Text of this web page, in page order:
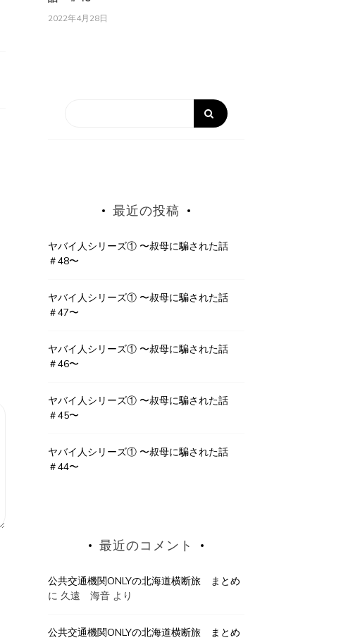
2022年4月28日
最近の投稿
ヤバイ人シリーズ① 〜叔母に騙された話
＃48〜
ヤバイ人シリーズ① 〜叔母に騙された話
＃47〜
ヤバイ人シリーズ① 〜叔母に騙された話
＃46〜
ヤバイ人シリーズ① 〜叔母に騙された話
＃45〜
ヤバイ人シリーズ① 〜叔母に騙された話
＃44〜
最近のコメント
公共交通機関ONLYの北海道横断旅 まとめ
に 久遠 海音 より
公共交通機関ONLYの北海道横断旅 まとめ